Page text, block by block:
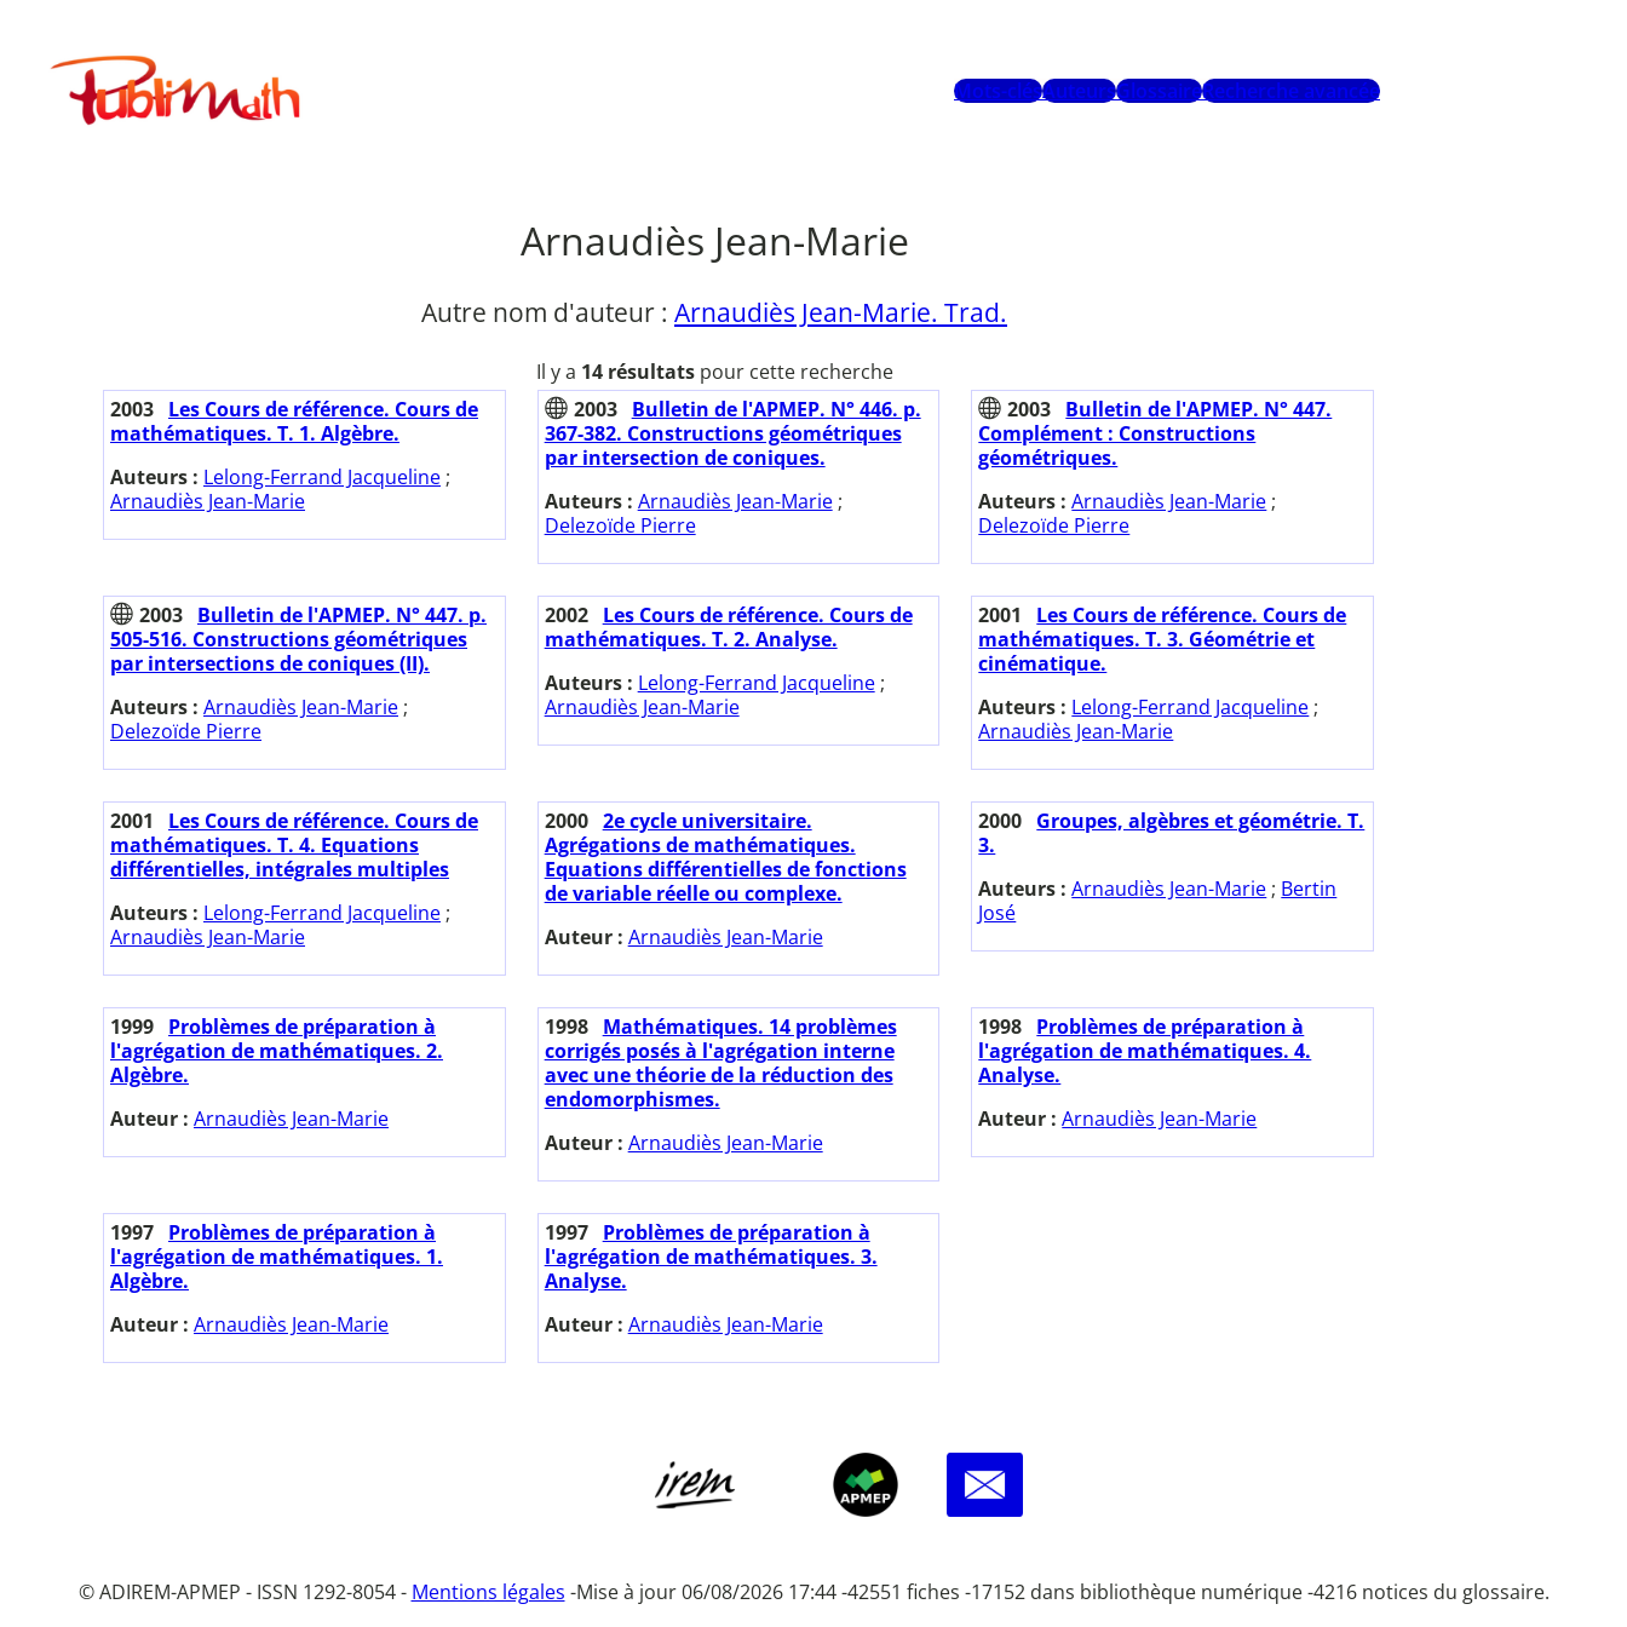
contenuPublimath
Mots-clésAuteursGlossaireRecherche avancée
Arnaudiès Jean-Marie
Autre nom d'auteur : Arnaudiès Jean-Marie. Trad.
Il y a 14 résultatspour cette recherche
2003 Les Cours de référence. Cours de
mathématiques. T. 1. Algèbre.
Auteurs : Lelong-Ferrand Jacqueline ;
Arnaudiès Jean-Marie
2003
Bulletin de l'APMEP. N° 446. p.
367-382. Constructions géométriques
par intersection de coniques.
Auteurs : Arnaudiès Jean-Marie;
Delezoïde Pierre
2003 Bulletin de l'APMEP. N° 447.
Complément : Constructions
géométriques.
Auteurs :Arnaudiès Jean-Marie ;
Delezoïde Pierre
2003 Bulletin de l'APMEP. N° 447. p.
505-516. Constructions géométriques
par intersections de coniques (II).
Auteurs : Arnaudiès Jean-Marie ;
Delezoïde Pierre
2002
Les Cours de référence. Cours de
mathématiques. T. 2. Analyse.
Auteurs : Lelong-Ferrand Jacqueline;
Arnaudiès Jean-Marie
2001
Les Cours de référence. Cours de
mathématiques. T. 3. Géométrie et
cinématique.
Auteurs : Lelong-Ferrand Jacqueline ;
Arnaudiès Jean-Marie
2001
Les Cours de référence. Cours de
mathématiques. T. 4. Equations
différentielles, intégrales multiples
Auteurs : Lelong-Ferrand Jacqueline ;
Arnaudiès Jean-Marie
2000 2e cycle universitaire.
Agrégations de mathématiques.
Equations différentielles de fonctions
de variable réelle ou complexe.
Auteur : Arnaudiès Jean-Marie
2000 Groupes, algèbres et géométrie. T.
3.
Auteurs :Arnaudiès Jean-Marie ; Bertin
José
1999 Problèmes de préparation à
l'agrégation de mathématiques. 2.
Algèbre.
Auteur : Arnaudiès Jean-Marie
1998
Mathématiques. 14 problèmes
corrigés posés à l'agrégation interne
avec une théorie de la réduction des
endomorphismes.
Auteur : Arnaudiès Jean-Marie
1998 Problèmes de préparation à
l'agrégation de mathématiques. 4.
Analyse.
Auteur :Arnaudiès Jean-Marie
1997 Problèmes de préparation à
l'agrégation de mathématiques. 1.
Algèbre.
Auteur : Arnaudiès Jean-Marie
1997
Problèmes de préparation à
l'agrégation de mathématiques. 3.
Analyse.
Auteur : Arnaudiès Jean-Marie
© ADIREM-APMEP - ISSN 1292-8054 - Mentions légales -Mise à jour 06/08/2026 17:44 -42551 fiches -17152 dans bibliothèque numérique -4216 notices du glossaire.